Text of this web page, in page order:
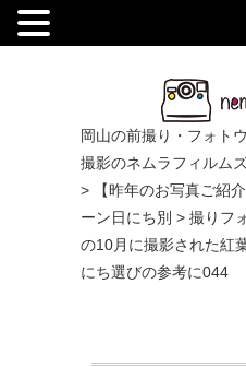
岡山の前撮り・フォト
撮影のネムラフィルム
>
【昨年のお写真ご紹
ーン日にち別 > 撮りフ
の10月に撮影された紅
にち選びの参考に044